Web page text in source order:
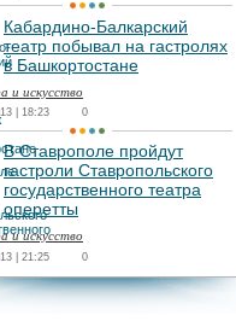
Кабардино-Балкарский
театр побывал на гастролях
в Башкортостане
и искусство
| 18:23 0
В Ставрополе пройдут
гастроли Ставропольского
государственного театра
оперетты
и искусство
| 21:25 0